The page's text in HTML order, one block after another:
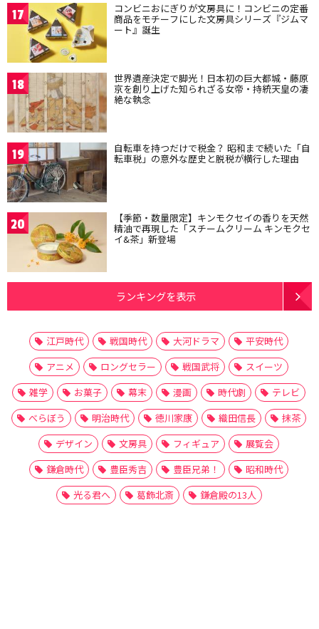
17 コンビニおにぎりが文房具に！コンビニの定番
商品をモチーフにした文房具シリーズ『ジムマ
ート』誕生
18 世界遺産決定で脚光！日本初の巨大都城・藤原
京を創り上げた知られざる女帝・持統天皇の凄
絶な執念
19 自転車を持つだけで税金？ 昭和まで続いた「自
転車税」の意外な歴史と脱税が横行した理由
20 【季節・数量限定】キンモクセイの香りを天然
精油で再現した「スチームクリーム キンモクセ
イ&茶」新登場
ランキングを表示
江戸時代 戦国時代 大河ドラマ
平安時代
アニメ
ロングセラー 戦国武将
スイーツ
雑学
お菓子 幕末 漫画 時代劇
テレビ
べらぼう
明治時代 徳川家康 織田信長
抹茶
デザイン
文房具 フィギュア
展覧会
鎌倉時代
豊臣秀吉 豊臣兄弟！
昭和時代
光る君へ
葛飾北斎 鎌倉殿の13人